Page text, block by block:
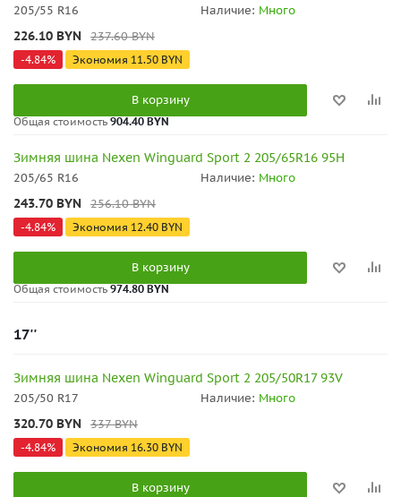
205/55 R16 Наличие: Много
226.10 BYN 237.60BYN
-4.84% Экономия 11.50 BYN
В корзину
Общая стоимость 904.40 BYN
Зимняя шина Nexen Winguard Sport 2 205/65R16 95H
205/65 R16 Наличие: Много
243.70 BYN 256.10BYN
-4.84% Экономия 12.40 BYN
В корзину
Общая стоимость 974.80 BYN
17''
Зимняя шина Nexen Winguard Sport 2 205/50R17 93V
205/50 R17 Наличие: Много
320.70 BYN 337BYN
-4.84% Экономия 16.30 BYN
В корзину